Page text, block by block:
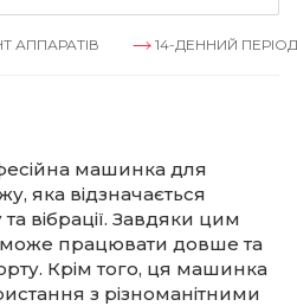
14-ДЕННИЙ ПЕРІОД
машинка для
яка відзначається
вібрації. Завдяки цим
працювати довше та
Крім того, ця машинка
з різноманітними